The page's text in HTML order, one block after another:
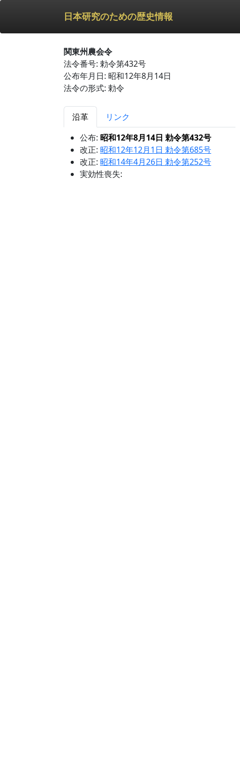
日本研究のための歴史情報
関東州農会令
法令番号: 勅令第432号
公布年月日: 昭和12年8月14日
法令の形式: 勅令
沿革
リンク
公布: 昭和12年8月14日 勅令第432号
改正: 昭和12年12月1日 勅令第685号
改正: 昭和14年4月26日 勅令第252号
実効性喪失: